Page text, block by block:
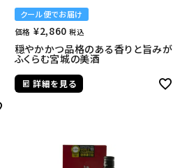
クール便でお届け
価格 ¥2,860 税込
穏やかかつ品格のある香りと旨みが
ふくらむ宮城の美酒
詳細を見る